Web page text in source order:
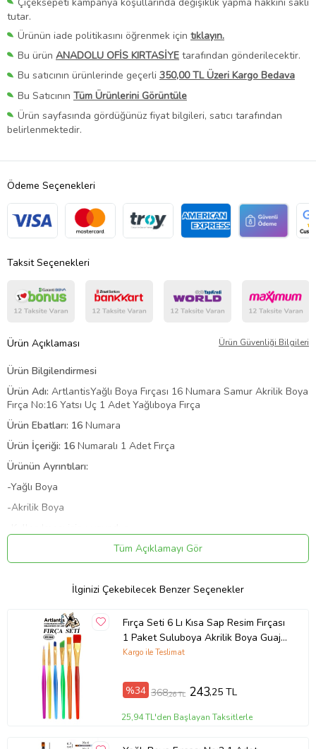
tutar.
Ürünün iade politikasını öğrenmek için tıklayın.
Bu ürün ANADOLU OFİS KIRTASİYE tarafından gönderilecektir.
Bu satıcının ürünlerinde geçerli 350,00 TL Üzeri Kargo Bedava
Bu Satıcının Tüm Ürünlerini Görüntüle
Ürün sayfasında gördüğünüz fiyat bilgileri, satıcı tarafından
belirlenmektedir.
Ödeme Seçenekleri
Taksit Seçenekleri
Ürün Açıklaması Ürün Güvenliği Bilgileri
Ürün Bilgilendirmesi
Ürün Adı: ArtlantisYağlı Boya Fırçası 16 Numara Samur Akrilik Boya
Fırça No:16 Yatsı Uç 1 Adet Yağlıboya Fırça
Ürün Ebatları: 16 Numara
Ürün İçeriği: 16 Numaralı 1 Adet Fırça
Ürünün Ayrıntıları:
-Yağlı Boya
-Akrilik Boya
-Sağlığa zararlı madde içermez
Ürün Açıklaması ve Görselleri
İlgilendiğiniz ürünün açıklamasını dikkatlice okuyunuz. Ürün ile ilgili
birçok bilgi bu bölümde paylaşılmıştır. Tereddütte kaldığınız
durumlarda her zaman bizimle iletişime geçebilirsiniz. Memnuniyetle
sizlere yardımcı olacağız.
Kargo Süreci
Siparişiniz kargoya çıktığında size sisteme kayıt olduğunuz mail
adresi ve telefon numaranız üzerinden bilgilendirme sağlamaktayız.
Kargo takip butonundan kargonuzun hangi aşamada olduğunu
Tüm Açıklamayı Gör
İlginizi Çekebilecek Benzer Seçenekler
Fırça Seti 6 Lı Kısa Sap Resim Fırçası
1 Paket Suluboya Akrilik Boya Guaj
Boya Yağlı Boya Fırca Seti
Kargo ile Teslimat
%34 368,26 TL 243,25 TL
25,94 TL'den Başlayan Taksitlerle